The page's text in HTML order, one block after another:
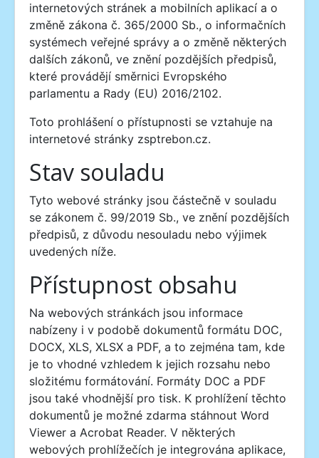
internetových stránek a mobilních aplikací a o
změně zákona č. 365/2000 Sb., o informačních
systémech veřejné správy a o změně některých
dalších zákonů, ve znění pozdějších předpisů,
které provádějí směrnici Evropského
parlamentu a Rady (EU) 2016/2102.
Toto prohlášení o přístupnosti se vztahuje na
internetové stránky zsptrebon.cz.
Stav souladu
Tyto webové stránky jsou částečně v souladu
se zákonem č. 99/2019 Sb., ve znění pozdějších
předpisů, z důvodu nesouladu nebo výjimek
uvedených níže.
Přístupnost obsahu
Na webových stránkách jsou informace
nabízeny i v podobě dokumentů formátu DOC,
DOCX, XLS, XLSX a PDF, a to zejména tam, kde
je to vhodné vzhledem k jejich rozsahu nebo
složitému formátování. Formáty DOC a PDF
jsou také vhodnější pro tisk. K prohlížení těchto
dokumentů je možné zdarma stáhnout Word
Viewer a Acrobat Reader. V některých
webových prohlížečích je integrována aplikace,